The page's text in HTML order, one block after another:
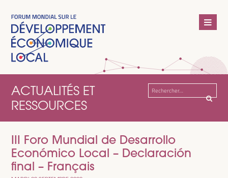
ACTUALITÉS ET
RESSOURCES
Rechercher :
III Foro Mundial de Desarrollo
Económico Local – Declaración
final – Français